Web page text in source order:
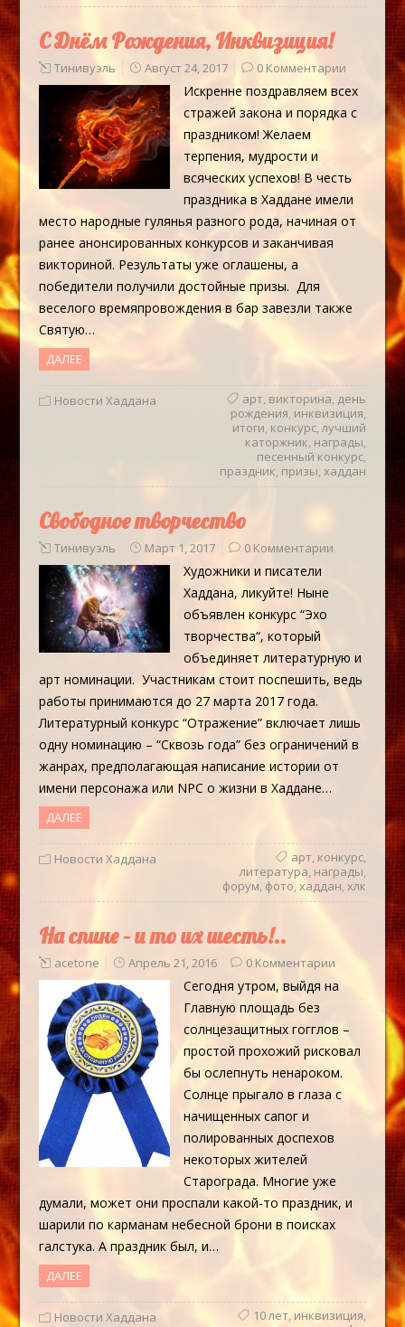
С Днём Рождения, Инквизиция!
Тинивуэль Август 24, 2017 0 Комментарии
Искренне поздравляем всех
стражей закона и порядка с
праздником! Желаем
терпения, мудрости и
всяческих успехов! В честь
праздника в Хаддане имели
место народные гулянья разного рода, начиная от
ранее анонсированных конкурсов и заканчивая
викториной. Результаты уже оглашены, а
победители получили достойные призы. Для
веселого времяпровождения в бар завезли также
Святую…
ДАЛЕЕ
Новости Хаддана арт, викторина, день
рождения, инквизиция,
итоги, конкурс,лучший
каторжник, награды,
песенный конкурс,
праздник, призы,хаддан
Свободное творчество
Тинивуэль Март 1, 2017 0 Комментарии
Художники и писатели
Хаддана, ликуйте! Ныне
объявлен конкурс “Эхо
творчества“, который
объединяет литературную и
арт номинации. Участникам стоит поспешить, ведь
работы принимаются до 27 марта 2017 года.
Литературный конкурс “Отражение” включает лишь
одну номинацию – “Сквозь года” без ограничений в
жанрах, предполагающая написание истории от
имени персонажа или NPC о жизни в Хаддане…
ДАЛЕЕ
Новости Хаддана арт, конкурс,
литература, награды,
форум, фото,хаддан,хлк
На спине – и то их шесть!..
acetone Апрель 21, 2016 0 Комментарии
Сегодня утром, выйдя на
Главную площадь без
солнцезащитных гогглов –
простой прохожий рисковал
бы ослепнуть ненароком.
Солнце прыгало в глаза с
начищенных сапог и
полированных доспехов
некоторых жителей
Старограда. Многие уже
думали, может они проспали какой-то праздник, и
шарили по карманам небесной брони в поисках
галстука. А праздник был, и…
ДАЛЕЕ
Новости Хаддана 10 лет,инквизиция,